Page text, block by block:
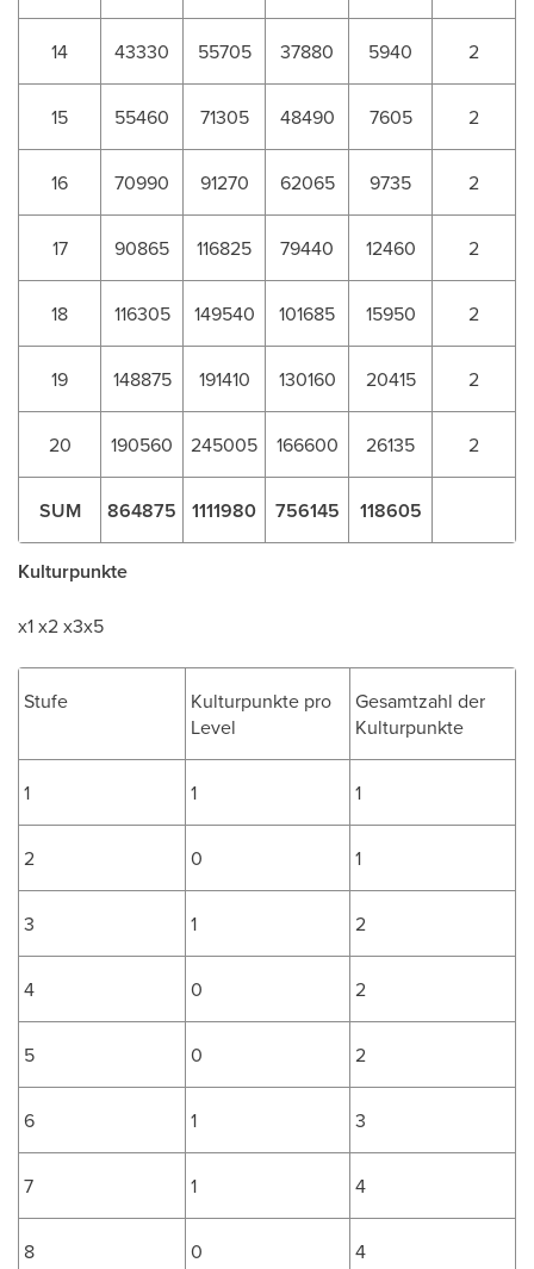
14 43330 55705 37880 5940 2
15 55460 71305 48490 7605 2
16 70990 91270 62065 9735 2
17 90865 116825 79440 12460 2
18 116305 149540 101685 15950 2
19 148875 191410 130160 20415 2
20 190560 245005 166600 26135 2
SUM 864875 1111980 756145 118605
Kulturpunkte
x1 x2 x3x5
Stufe
Kulturpunkte pro
Level
Gesamtzahl der
Kulturpunkte
1 1 1
2 0 1
3 1 2
4 0 2
5 0 2
6 1 3
7 1 4
8 0 4